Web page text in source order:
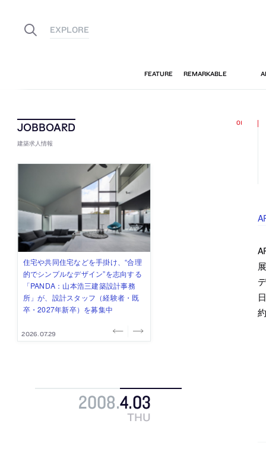
建築求人情報
古民家を軸に全国で“価値循環の仕組
み”を作り、リモートワーク主体の働
き方を実践する「株式会社つぎと」
が、設計スタッフ（経験者・既卒）
を募集中
2026.08.03
リノベる株式会社が、設計パートナ
ー (業務委託) を募集中
2026.08.03
社会への影響力のある建築を手掛
け、スタッフ同士で助け合う環境づ
くりも行う「E.A.S.T.architects」
が、設計スタッフ（経験者・既卒・
2027年新卒）を募集中
2026.07.31
代官山を拠点に活動する「梅澤竜也 /
ALA INC.」が、設計スタッフ・アル
バイト・事務職を募集中
2026.07.30
住宅や共同住宅などを手掛け、“合理
的でシンプルなデザイン”を志向する
「PANDA：山本浩三建築設計事務
所」が、設計スタッフ（経験者・既
卒・2027年新卒）を募集中
2026.07.29
2008.4.03
THU